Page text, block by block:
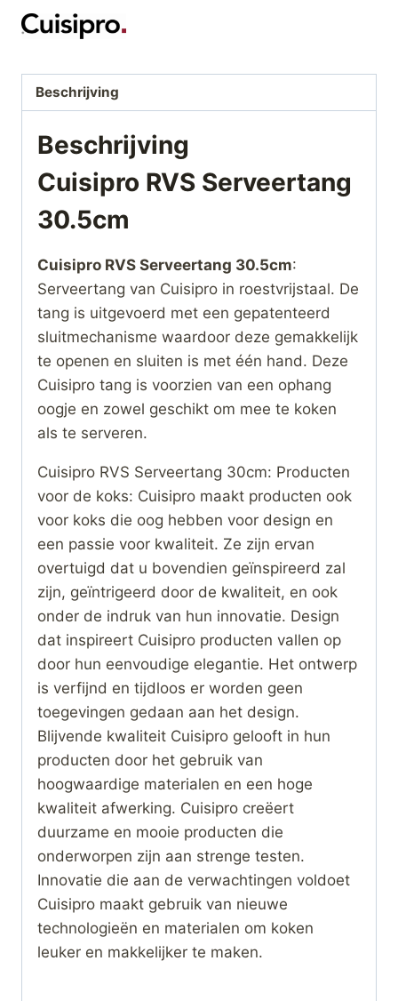
Beschrijving
Beschrijving
Cuisipro RVS Serveertang
30.5cm
Cuisipro RVS Serveertang 30.5cm:
Serveertang van Cuisipro in roestvrijstaal. De
tang is uitgevoerd met een gepatenteerd
sluitmechanisme waardoor deze gemakkelijk
te openen en sluiten is met één hand. Deze
Cuisipro tang is voorzien van een ophang
oogje en zowel geschikt om mee te koken
als te serveren.
Cuisipro RVS Serveertang 30cm: Producten
voor de koks: Cuisipro maakt producten ook
voor koks die oog hebben voor design en
een passie voor kwaliteit. Ze zijn ervan
overtuigd dat u bovendien geïnspireerd zal
zijn, geïntrigeerd door de kwaliteit, en ook
onder de indruk van hun innovatie. Design
dat inspireert Cuisipro producten vallen op
door hun eenvoudige elegantie. Het ontwerp
is verfijnd en tijdloos er worden geen
toegevingen gedaan aan het design.
Blijvende kwaliteit Cuisipro gelooft in hun
producten door het gebruik van
hoogwaardige materialen en een hoge
kwaliteit afwerking. Cuisipro creëert
duurzame en mooie producten die
onderworpen zijn aan strenge testen.
Innovatie die aan de verwachtingen voldoet
Cuisipro maakt gebruik van nieuwe
technologieën en materialen om koken
leuker en makkelijker te maken.